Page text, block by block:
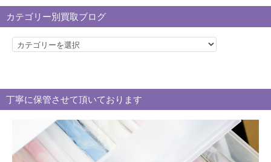
カテゴリー別買取ブログ
カ
リ
ー
丁寧に保管させて頂いております